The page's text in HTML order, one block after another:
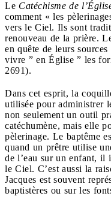
Le Catéchisme de
comment « les
vers le Ciel. Ils sont
renouveau de la prière.
en quête de leurs
vivre ” en Église ” les
2691).
Dans cet esprit, la
utilisée pour administrer
non seulement un outil
catéchumène, mais elle
pèlerinage. Le baptême
quand un prêtre utilise
de l’eau sur un enfant, il
le Ciel. C’est aussi la
Jacques est souvent
baptistères ou sur les